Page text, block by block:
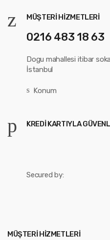
MÜŞTERI HIZMETLERI
0216 483 18 63
Dogu mahallesi itibar
İstanbul
Konum
KREDI KARTIYLA
Secured by:
MÜŞTERI HIZMETLERI